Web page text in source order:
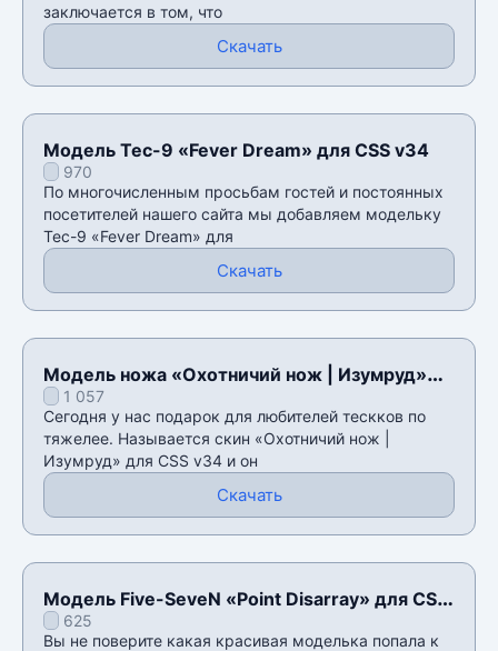
заключается в том, что
Скачать
Модель Tec-9 «Fever Dream» для CSS v34
970
По многочисленным просьбам гостей и постоянных
посетителей нашего сайта мы добавляем модельку
Tec-9 «Fever Dream» для
Скачать
Модель ножа «Охотничий нож | Изумруд»
для CSS v34
1 057
Сегодня у нас подарок для любителей тескков по
тяжелее. Называется скин «Охотничий нож |
Изумруд» для CSS v34 и он
Скачать
Модель Five-SeveN «Point Disarray» для CSS
v34625
Вы не поверите какая красивая моделька попала к